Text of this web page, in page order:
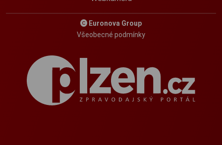
Euronova Group
Všeobecné podmínky